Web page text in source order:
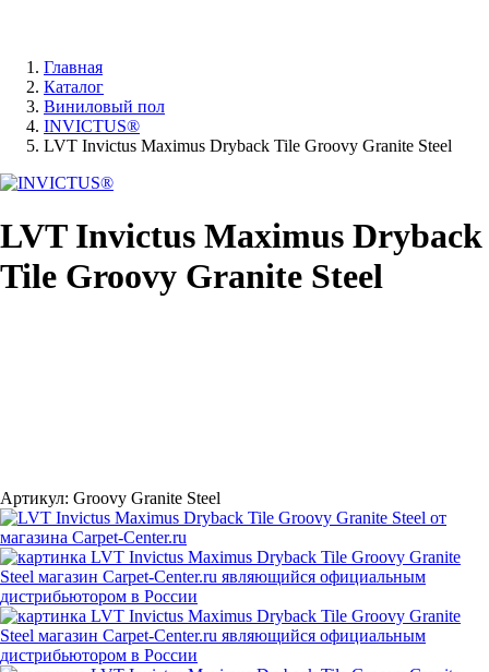
Главная
Каталог
Виниловый пол
INVICTUS®
LVT Invictus Maximus Dryback Tile Groovy Granite Steel
LVT Invictus Maximus Dryback
Tile Groovy Granite Steel
Артикул: Groovy Granite Steel